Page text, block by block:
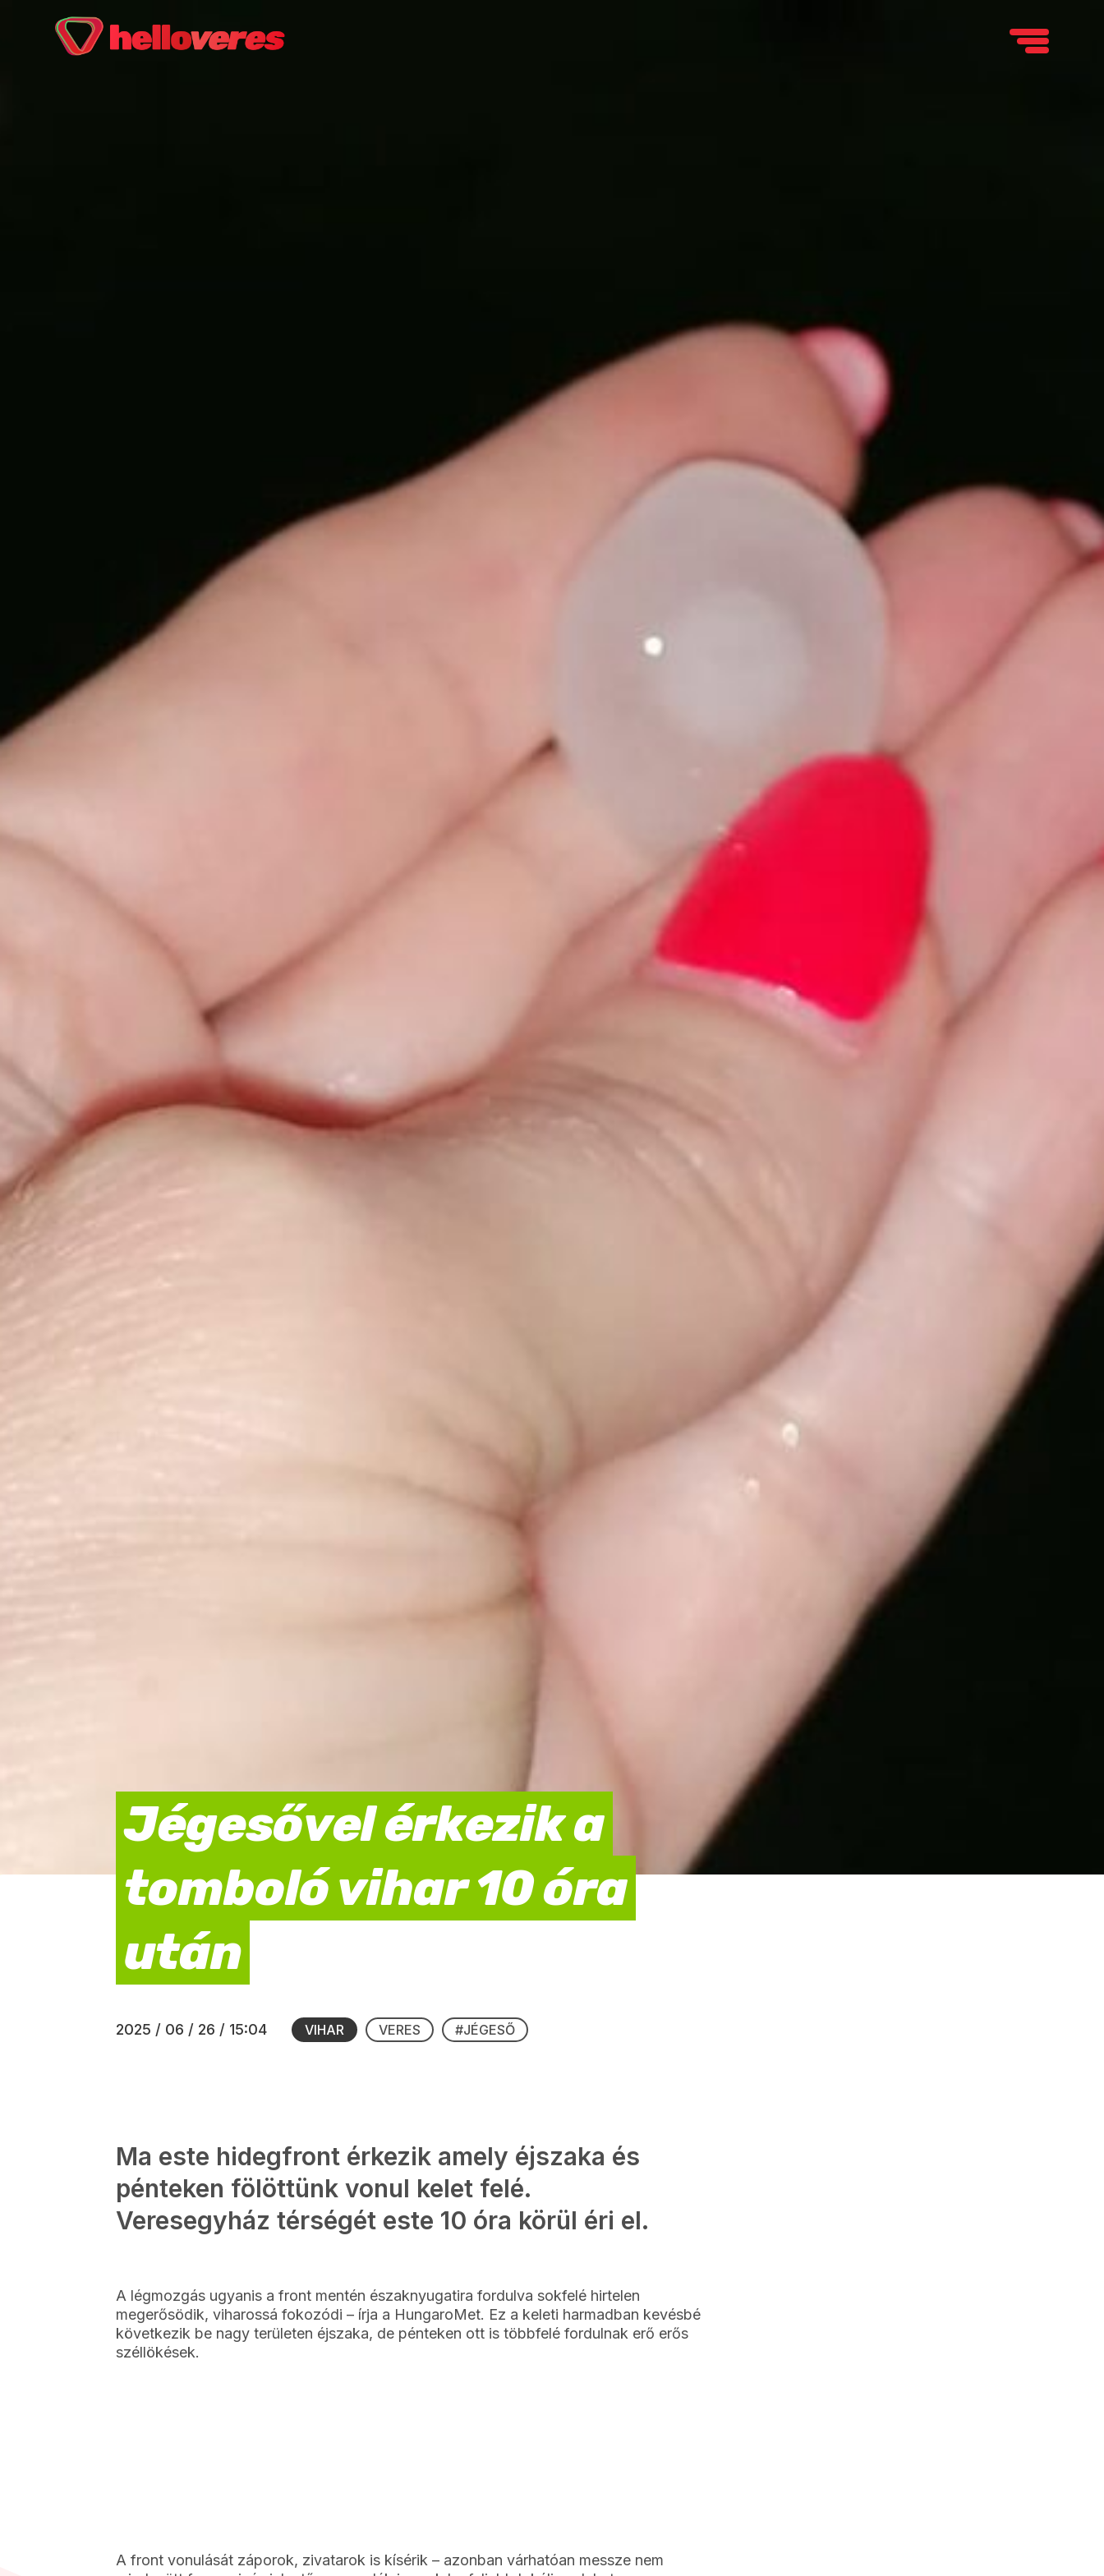
Jégesővel érkezik a
tomboló vihar 10 óra
után
2025 / 06 / 26 / 15:04 VIHAR VERES #JÉGESŐ
Ma este hidegfront érkezik amely éjszaka és
pénteken fölöttünk vonul kelet felé.
Veresegyház térségét este 10 óra körül éri el.
A légmozgás ugyanis a front mentén északnyugatira fordulva sokfelé hirtelen
megerősödik, viharossá fokozódi – írja a HungaroMet. Ez a keleti harmadban kevésbé
következik be nagy területen éjszaka, de pénteken ott is többfelé fordulnak erő erős
széllökések.
A front vonulását záporok, zivatarok is kísérik – azonban várhatóan messze nem